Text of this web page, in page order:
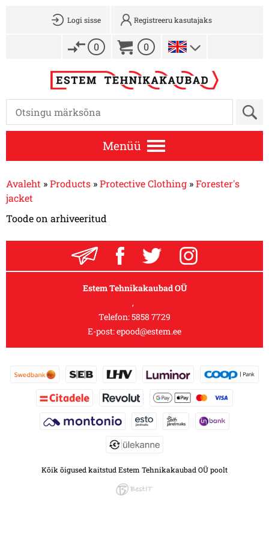
Logi sisse Registreeru kasutajaks
0 0
Menüü
Avaleht »Products »Protective Clothing »Forester's
jacket
Toode on arhiveeritud
Estem Tehnikakaubad OÜ
,
Telefon:5858 7729
E-post:epood@estem.ee
Kõik õigused kaitstud Estem Tehnikakaubad OÜ poolt